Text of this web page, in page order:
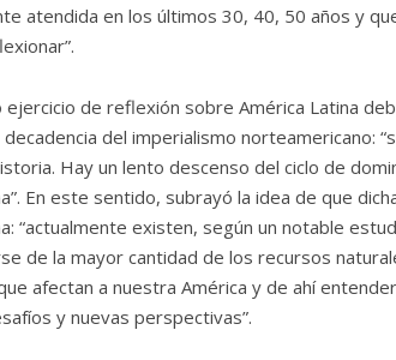
atendida en los últimos 30, 40, 50 años y
de reflexión sobre América Latina
del imperialismo norteamericano:
Hay un lento descenso del ciclo de
En este sentido, subrayó la idea de que
“actualmente existen, según un notable
de la mayor cantidad de los recursos
afectan a nuestra América y de ahí
y nuevas perspectivas”.